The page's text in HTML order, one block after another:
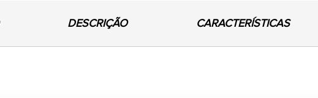
DESCRIÇÃO CARACTERÍSTICAS